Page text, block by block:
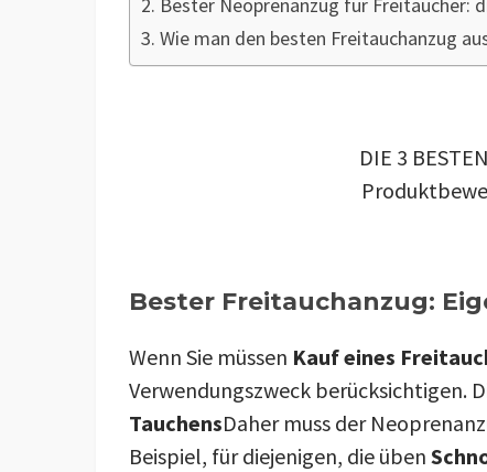
Bester Neoprenanzug für Freitaucher:
Wie man den besten Freitauchanzug
DIE 3
Bester Freitauchanzug:
Wenn Sie müssen Kauf eines
Verwendungszweck berücksichtigen.
TauchensDaher muss der
Beispiel, für diejenigen, die üben